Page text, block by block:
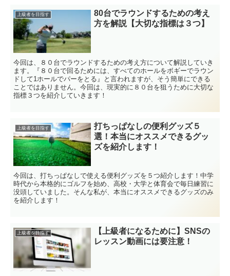
上級者を目指す
80台でラウンドするための考え
方を解説【大切な指標は３つ】
今回は、８０台でラウンドするための考え方について解説していき
ます。『８０台で回るためには、すべてのホールをボギーでラウン
ドして1ホールでパーをとる』と言われますが、そう簡単にできる
ことではありません。今回は、現実的に８０台を狙うために大切な
指標３つを紹介していきます！
上級者を目指す
打ちっぱなしの便利グッズ５
選！本当にオススメできるグッ
ズを紹介します！
今回は、打ちっぱなしで使える便利グッズを５つ紹介します！中学
時代から本格的にゴルフを始め、高校・大学と体育会で毎日練習に
没頭していました。そんな私が、本当にオススメできるグッズのみ
を紹介します！
上級者を目指す
【上級者になるために】SNSの
レッスン動画には要注意！